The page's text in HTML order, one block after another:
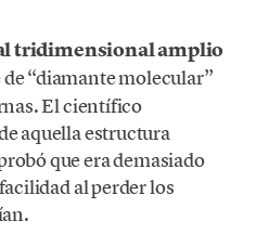
tridimensional amplio
de “diamante molecular”
El científico
aquella estructura
que era demasiado
al perder los